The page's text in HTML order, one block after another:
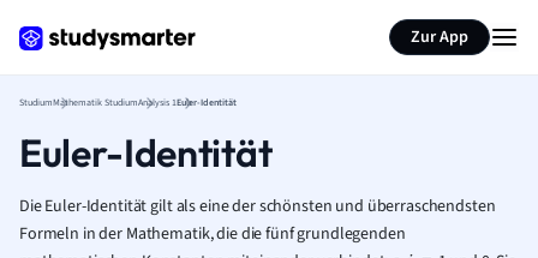
Zur App
StudiumMathematik StudiumAnalysis 1Euler-Identität
Euler-Identität
Die Euler-Identität gilt als eine der schönsten und überraschendsten
Formeln in der Mathematik, die die fünf grundlegenden